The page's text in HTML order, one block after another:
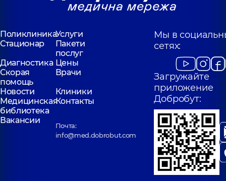
ПоликлиникаУслуги
Стационар
Пакети
послуг
Диагностика Цены
Скорая
помощь
Врачи
Новости
Клиники
Медицинская
библиотека
Контакты
Вакансии
Почта:
info@med.dobrobut.com
Мы в
сетях:
Загружайте
приложение
Добробут: